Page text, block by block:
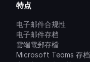
特点
电子邮件合规性
电子邮件存档
雲端電郵存檔
Microsoft Teams 存档